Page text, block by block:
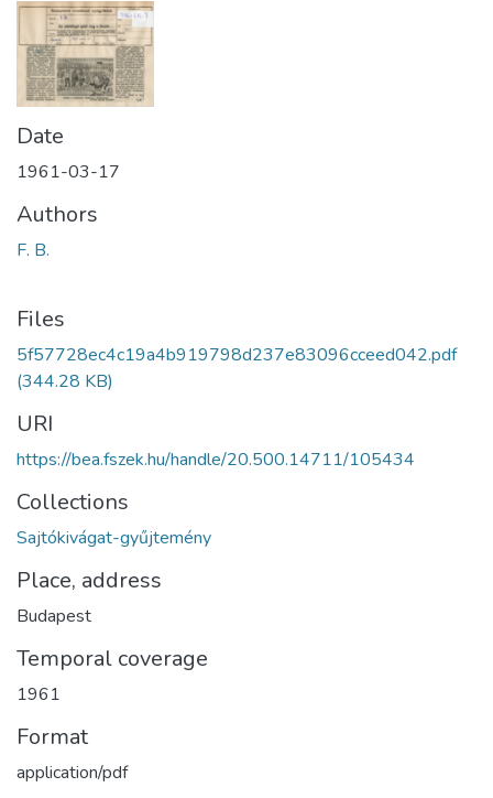
Date
1961-03-17
Authors
F. B.
Files
5f57728ec4c19a4b919798d237e83096cceed042.pdf
(344.28 KB)
URI
https://bea.fszek.hu/handle/20.500.14711/105434
Collections
Sajtókivágat-gyűjtemény
Place, address
Budapest
Temporal coverage
1961
Format
application/pdf